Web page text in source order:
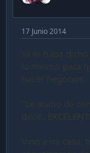
17 Junio 2014